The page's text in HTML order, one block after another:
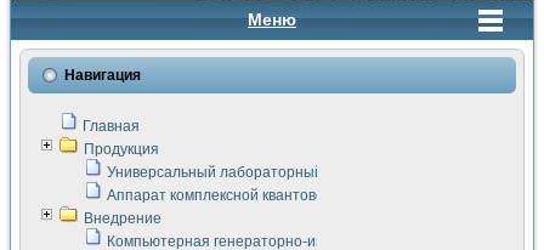
Меню
Навигация
Главная
Продукция
Универсальный лабораторный стенд "Сигнал-USB"
Аппарат комплексной квантовой терапии Интроскан
Внедрение
Компьютерная генераторно-измерительная система